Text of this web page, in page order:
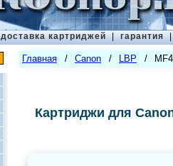
доставка картриджей | гарантия
Главная / Canon / LBP /
Картриджи для